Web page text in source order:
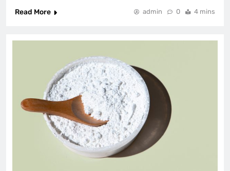
Read More
admin 0 4 mins